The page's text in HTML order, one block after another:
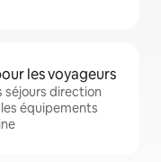
les voyageurs
séjours direction
équipements